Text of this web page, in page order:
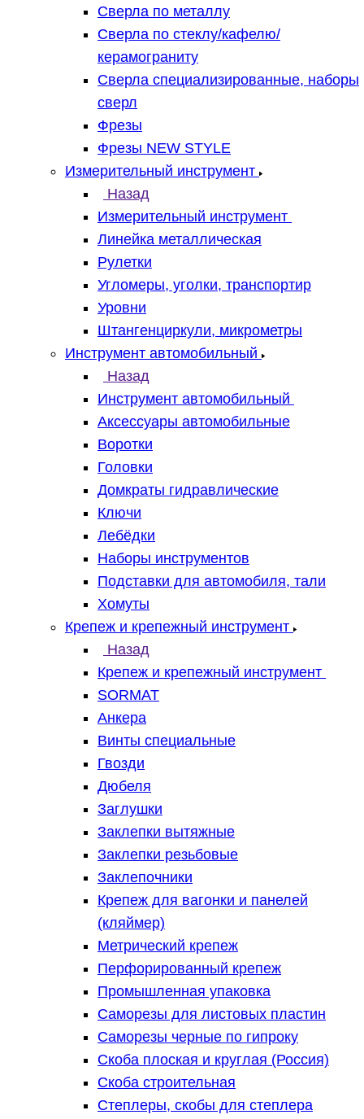
Сверла по металлу
Сверла по стеклу/кафелю/
керамограниту
Сверла специализированные, наборы
сверл
Фрезы
Фрезы NEW STYLE
Измерительный инструмент
Назад
Измерительный инструмент
Линейка металлическая
Рулетки
Угломеры, уголки, транспортир
Уровни
Штангенциркули, микрометры
Инструмент автомобильный
Назад
Инструмент автомобильный
Аксессуары автомобильные
Воротки
Головки
Домкраты гидравлические
Ключи
Лебёдки
Наборы инструментов
Подставки для автомобиля, тали
Хомуты
Крепеж и крепежный инструмент
Назад
Крепеж и крепежный инструмент
SORMAT
Анкера
Винты специальные
Гвозди
Дюбеля
Заглушки
Заклепки вытяжные
Заклепки резьбовые
Заклепочники
Крепеж для вагонки и панелей
(кляймер)
Метрический крепеж
Перфорированный крепеж
Промышленная упаковка
Саморезы для листовых пластин
Саморезы черные по гипроку
Скоба плоская и круглая (Россия)
Скоба строительная
Степлеры, скобы для степлера